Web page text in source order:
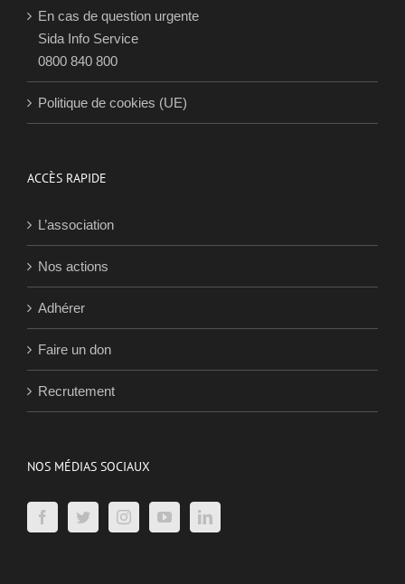
En cas de question urgente
Sida Info Service
0800 840 800
Politique de cookies (UE)
ACCÈS RAPIDE
L’association
Nos actions
Adhérer
Faire un don
Recrutement
NOS MÉDIAS SOCIAUX